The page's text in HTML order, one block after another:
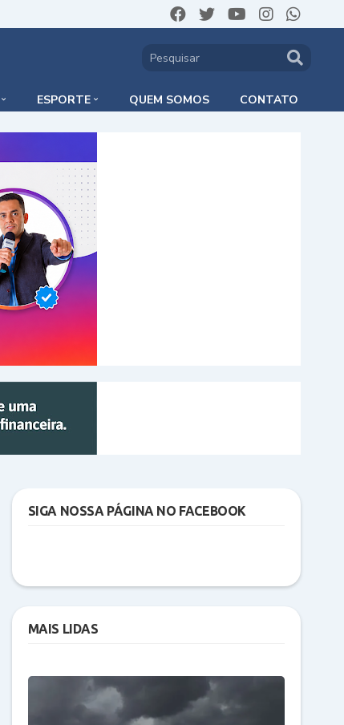
ESPORTE QUEM SOMOS CONTATO
SIGA NOSSA PÁGINA NO FACEBOOK
MAIS LIDAS